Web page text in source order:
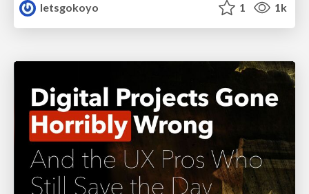
letsgokoyo
1 1k